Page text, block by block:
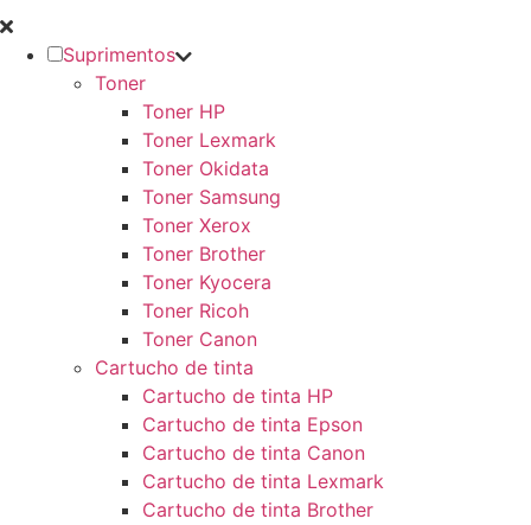
Suprimentos
Toner
Toner HP
Toner Lexmark
Toner Okidata
Toner Samsung
Toner Xerox
Toner Brother
Toner Kyocera
Toner Ricoh
Toner Canon
Cartucho de tinta
Cartucho de tinta HP
Cartucho de tinta Epson
Cartucho de tinta Canon
Cartucho de tinta Lexmark
Cartucho de tinta Brother